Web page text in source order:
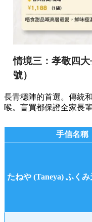
情境三：孝敬四
號）
長青穩陣的首選。傳統
喉。盲買都保證全家長
手信名稱
たねや (Taneya) ふく